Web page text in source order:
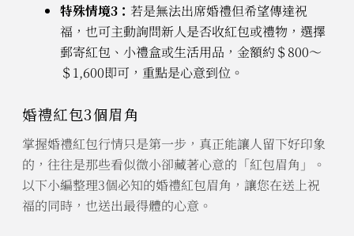
特殊情境3： 若是無法出席婚禮但希望傳達祝
福，也可主動詢問新人是否收紅包或禮物，選擇
郵寄紅包、小禮盒或生活用品，金額約＄800～
＄1,600即可，重點是心意到位。
婚禮紅包3個眉角
掌握婚禮紅包行情只是第一步，真正能讓人留下好印象
的，往往是那些看似微小卻藏著心意的「紅包眉角」。
以下小編整理3個必知的婚禮紅包眉角，讓您在送上祝
福的同時，也送出最得體的心意。